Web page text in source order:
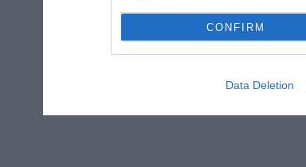
CONFIRM
Data Deletion